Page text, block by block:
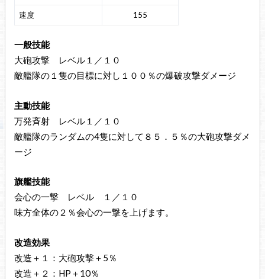
速度 155
一般技能
大砲攻撃 レベル１／１０
敵艦隊の１隻の目標に対し１００％の爆破攻撃ダメージ
主動技能
万発斉射 レベル１／１０
敵艦隊のランダムの4隻に対して８５．５％の大砲攻撃ダメ
ージ
旗艦技能
会心の一撃 レベル １／１０
味方全体の２％会心の一撃を上げます。
改造効果
改造＋１：大砲攻撃＋5％
改造＋２：HP＋10％